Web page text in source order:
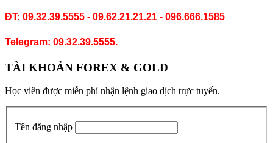
ĐT: 09.32.39.5555 - 09.62.21.21.21 - 096.666.1585
Telegram: 09.32.39.5555.
TÀI KHOẢN FOREX & GOLD
Học viên được miễn phí nhận lệnh giao dịch trực tuyến.
Tên đăng nhập